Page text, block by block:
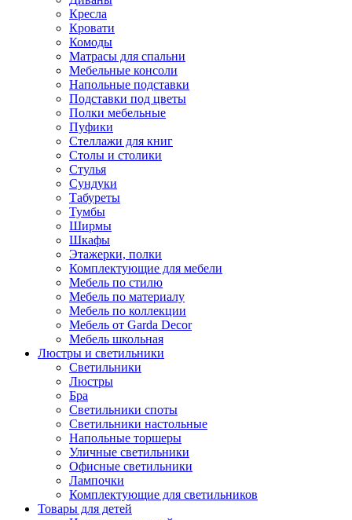
Кресла
Кровати
Комоды
Матрасы для спальни
Мебельные консоли
Напольные подставки
Подставки под цветы
Полки мебельные
Пуфики
Стеллажи для книг
Столы и столики
Стулья
Сундуки
Табуреты
Тумбы
Ширмы
Шкафы
Этажерки, полки
Комплектующие для мебели
Мебель по стилю
Мебель по материалу
Мебель по коллекции
Мебель от Garda Decor
Мебель школьная
Люстры и светильники
Светильники
Люстры
Бра
Светильники споты
Светильники настольные
Напольные торшеры
Уличные светильники
Офисные светильники
Лампочки
Комплектующие для светильников
Товары для детей